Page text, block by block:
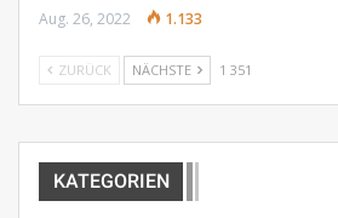
Aug. 26, 2022 1.133
ZURÜCK NÄCHSTE 1 351
KATEGORIEN